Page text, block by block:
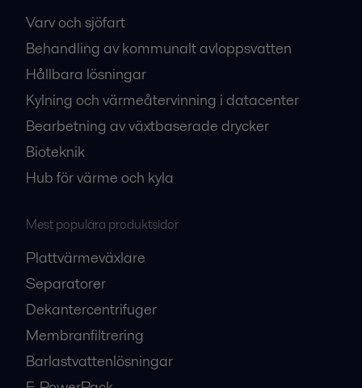
Varv och sjöfart
Behandling av kommunalt avloppsvatten
Hållbara lösningar
Kylning och värmeåtervinning i datacenter
Bearbetning av växtbaserade drycker
Bioteknik
Hub för värme och kyla
Mest populära produktsidor
Plattvärmeväxlare
Separatorer
Dekantercentrifuger
Membranfiltrering
Barlastvattenlösningar